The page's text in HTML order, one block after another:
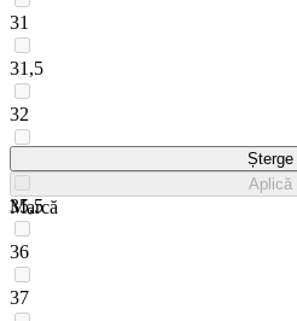
31
31,5
32
35,5
36
37
Șterge
Aplică
Marcă